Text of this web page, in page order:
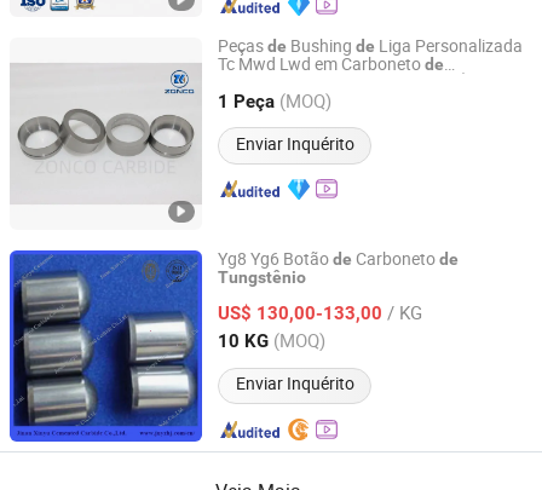
Peçasde Bushing de Liga Personalizada
Tc Mwd Lwd em Carbonetode
Gás
1 Peça (MOQ)
Enviar Inquérito
Zhuzhou Zonco Sinotech Wear-resistant Material Co., Ltd.
Hunan, China Desde 2021
Yg8 Yg6 Botãode Carbonetode
Tungstênio
US$ 130,00-133,00 / KG
10 KG (MOQ)
Enviar Inquérito
Jinan Xinyu Cemented Carbide Co., Ltd.
Shandong, China Desde 2015